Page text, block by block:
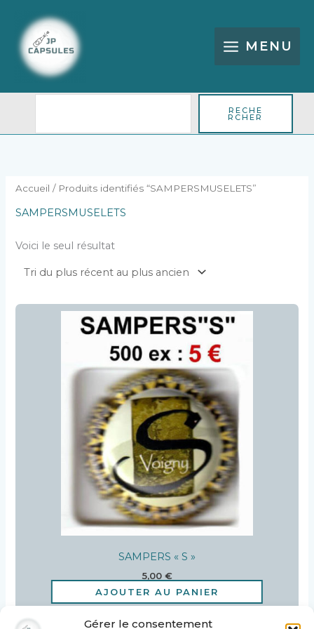
Gérer le consentement
contenu
MENU
RECHE
RCHER
Accueil / Produits identifiés “SAMPERSMUSELETS”
SAMPERSMUSELETS
Voici le seul résultat
SAMPERS « S »
5,00 €
AJOUTER AU PANIER